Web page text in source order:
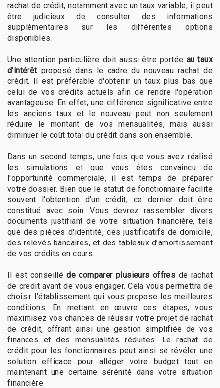
rachat de crédit, notamment avec un taux variable, il peut
être judicieux de consulter des informations
supplémentaires sur les différentes options
disponibles.
Une attention particulière doit aussi être portée au taux
d'intérêtproposé dans le cadre du nouveau rachat de
crédit. Il est préférable d'obtenir un taux plus bas que
celui de vos crédits actuels afin de rendre l'opération
avantageuse. En effet, une différence significative entre
les anciens taux et le nouveau peut non seulement
réduire le montant de vos mensualités, mais aussi
diminuer le coût total du crédit dans son ensemble.
Dans un second temps, une fois que vous avez réalisé
les simulations et que vous êtes convaincu de
l'opportunité commerciale, il est temps de préparer
votre dossier. Bien que le statut de fonctionnaire facilite
souvent l'obtention d'un crédit, ce dernier doit être
constitué avec soin. Vous devrez rassembler divers
documents justifiant de votre situation financière, tels
que des pièces d'identité, des justificatifs de domicile,
des relevés bancaires, et des tableaux d’amortissement
de vos crédits en cours.
Il est conseilléde comparer plusieurs offres de rachat
de crédit avant de vous engager. Cela vous permettra de
choisir l'établissement qui vous propose les meilleures
conditions. En mettant en œuvre ces étapes, vous
maximisez vos chances de réussir votre projet de rachat
de crédit, offrant ainsi une gestion simplifiée de vos
finances et des mensualités réduites. Le rachat de
crédit pour les fonctionnaires peut ainsi se révéler une
solution efficace pour alléger votre budget tout en
maintenant une certaine sérénité dans votre situation
financière.